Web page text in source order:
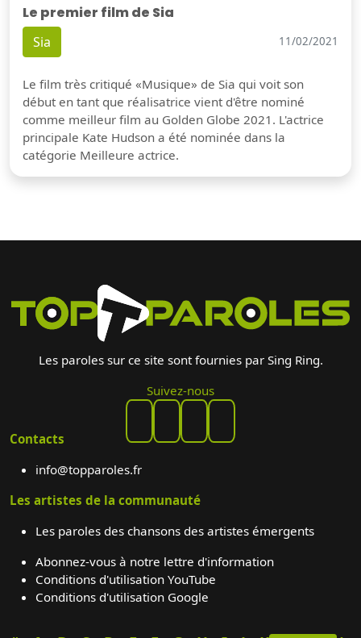
Le premier film de Sia
Sia 11/02/2021
Le film très critiqué «Musique» de Sia qui voit son
début en tant que réalisatrice vient d'être nominé
comme meilleur film au Golden Globe 2021. L'actrice
principale Kate Hudson a été nominée dans la
catégorie Meilleure actrice.
Les paroles sur ce site sont fournies par Sing Ring.
Suivez-nous
Contacts
info@topparoles.fr
Les artistes de la communauté
Les paroles des chansons des artistes émergents
Abonnez-vous à notre lettre d'information
Conditions d'utilisation YouTube
Conditions d'utilisation Google